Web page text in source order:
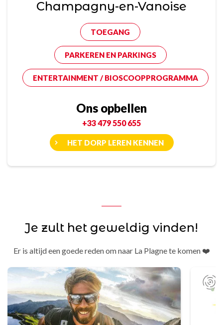
Champagny-en-Vanoise
TOEGANG
PARKEREN EN PARKINGS
ENTERTAINMENT / BIOSCOOPPROGRAMMA
Ons opbellen
+33 479 550 655
HET DORP LEREN KENNEN
Je zult het geweldig vinden!
Er is altijd een goede reden om naar La Plagne te komen ❤️